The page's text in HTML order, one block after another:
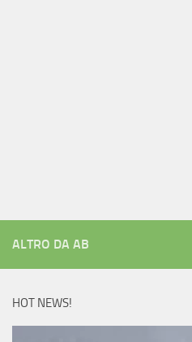
ALTRO DA AB
HOT NEWS!